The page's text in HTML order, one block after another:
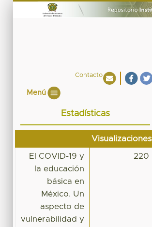
Contacto
Menú
Estadísticas
Visualizaciones
El COVID-19 y
la educación
básica en
México. Un
aspecto de
vulnerabilidad y
220